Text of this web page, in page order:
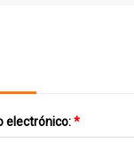
electrónico:*